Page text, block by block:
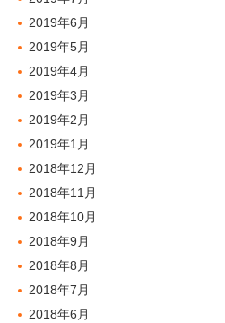
2019年6月
2019年5月
2019年4月
2019年3月
2019年2月
2019年1月
2018年12月
2018年11月
2018年10月
2018年9月
2018年8月
2018年7月
2018年6月